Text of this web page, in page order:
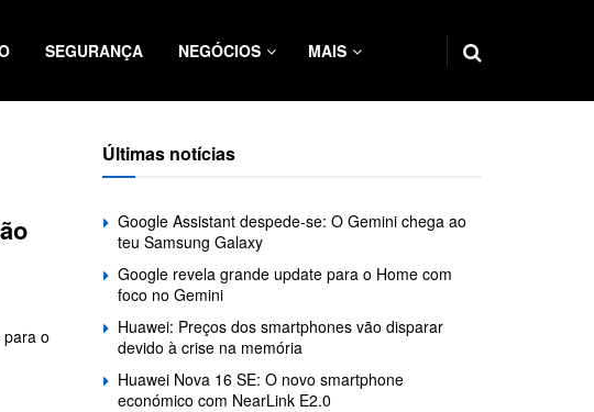
SEGURANÇA NEGÓCIOS MAIS
o
Últimas notícias
Google Assistant despede-se: O Gemini chega ao
teu Samsung Galaxy
Google revela grande update para o Home com
foco no Gemini
Huawei: Preços dos smartphones vão disparar
devido à crise na memória
Huawei Nova 16 SE: O novo smartphone
económico com NearLink E2.0